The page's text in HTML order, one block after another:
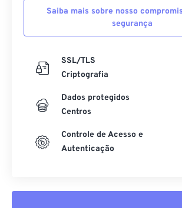
Saiba mais sobre nosso
segurança
SSL/TLS
Criptografia
Dados protegidos
Centros
Controle de Acesso e
Autenticação